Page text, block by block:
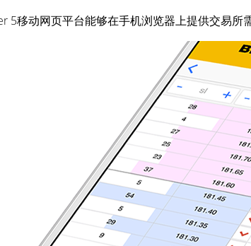
5移动网页平台能够在手机浏览器上提供交易所